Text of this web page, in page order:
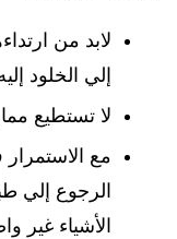
لابد من
إلي الخلود
لا تستطيع
مع
الرجوع إلي
الأشياء غير